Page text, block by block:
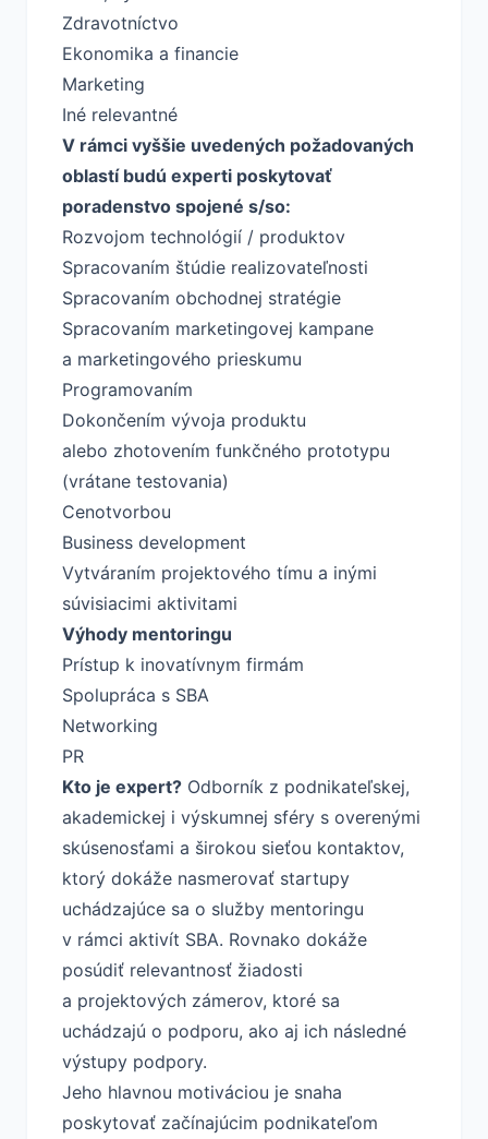
Zdravotníctvo
Ekonomika a financie
Marketing
Iné relevantné
V rámci vyššie uvedených požadovaných
oblastí budú experti poskytovať
poradenstvo spojené s/so:
Rozvojom technológií / produktov
Spracovaním štúdie realizovateľnosti
Spracovaním obchodnej stratégie
Spracovaním marketingovej kampane
a marketingového prieskumu
Programovaním
Dokončením vývoja produktu
alebo zhotovením funkčného prototypu
(vrátane testovania)
Cenotvorbou
Business development
Vytváraním projektového tímu a inými
súvisiacimi aktivitami
Výhody mentoringu
Prístup k inovatívnym firmám
Spolupráca s SBA
Networking
PR
Kto je expert? Odborník z podnikateľskej,
akademickej i výskumnej sféry s overenými
skúsenosťami a širokou sieťou kontaktov,
ktorý dokáže nasmerovať startupy
uchádzajúce sa o služby mentoringu
v rámci aktivít SBA. Rovnako dokáže
posúdiť relevantnosť žiadosti
a projektových zámerov, ktoré sa
uchádzajú o podporu, ako aj ich následné
výstupy podpory.
Jeho hlavnou motiváciou je snaha
poskytovať začínajúcim podnikateľom